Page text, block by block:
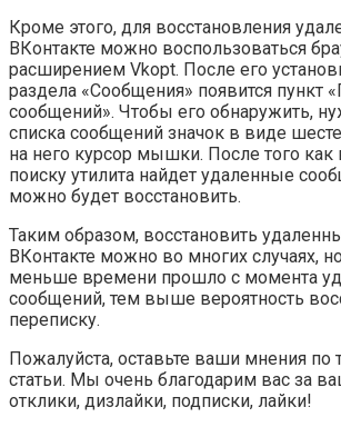
Кроме этого, для восстановления
ВКонтакте можно воспользоваться
расширением Vkopt. После его
раздела «Сообщения» появится пункт «
сообщений». Чтобы его обнаружить,
списка сообщений значок в виде
на него курсор мышки. После того как
поиску утилита найдет удаленные
можно будет восстановить.
Таким образом, восстановить
ВКонтакте можно во многих случаях,
меньше времени прошло с момента
сообщений, тем выше вероятность
переписку.
Пожалуйста, оставьте ваши мнения по
статьи. Мы очень благодарим вас за
отклики, дизлайки, подписки, лайки!